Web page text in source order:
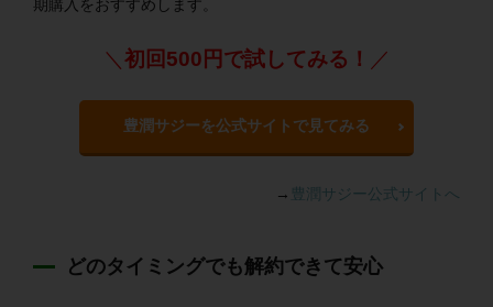
期購入をおすすめします。
＼ 初回500円で試してみる！ ／
豊潤サジーを公式サイトで見てみる
→ 豊潤サジー公式サイトへ
どのタイミングでも解約できて安心